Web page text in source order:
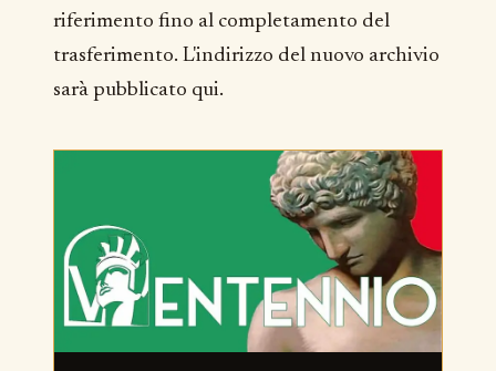
riferimento fino al completamento del
trasferimento. L'indirizzo del nuovo archivio
sarà pubblicato qui.